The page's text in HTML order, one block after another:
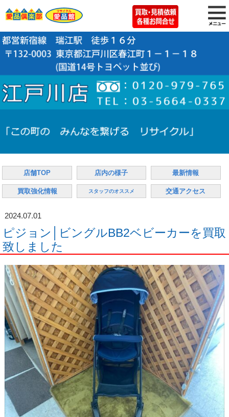
店舗TOP 店内の様子 最新情報
買取強化情報 スタッフのオススメ 交通アクセス
2024.07.01
ピジョン│ビングルBB2ベビーカーを買取
致しました